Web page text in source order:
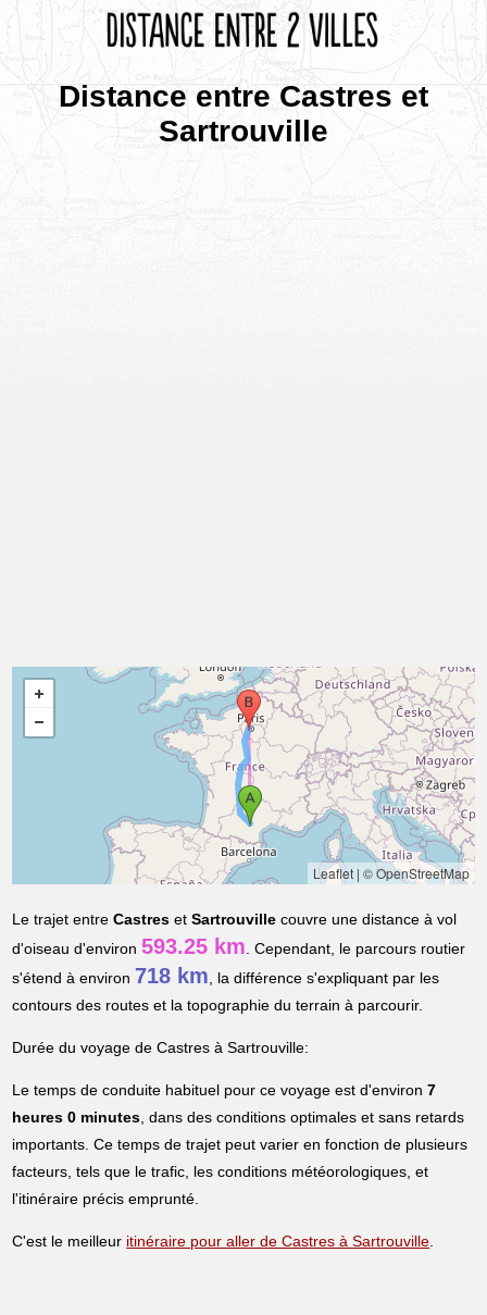
Distance entre Castres et
Sartrouville
Leaflet| © OpenStreetMap
Le trajet entreCastres etSartrouville couvre une distance à vol
d'oiseau d'environ593.25 km. Cependant, le parcours routier
s'étend à environ 718 km, la différence s'expliquant par les
contours des routes et la topographie du terrain à parcourir.
Durée du voyage de Castres à Sartrouville:
Le temps de conduite habituel pour ce voyage est d'environ7
heures 0 minutes, dans des conditions optimales et sans retards
importants. Ce temps de trajet peut varier en fonction de plusieurs
facteurs, tels que le trafic, les conditions météorologiques, et
l'itinéraire précis emprunté.
C'est le meilleur itinéraire pour aller de Castres à Sartrouville.